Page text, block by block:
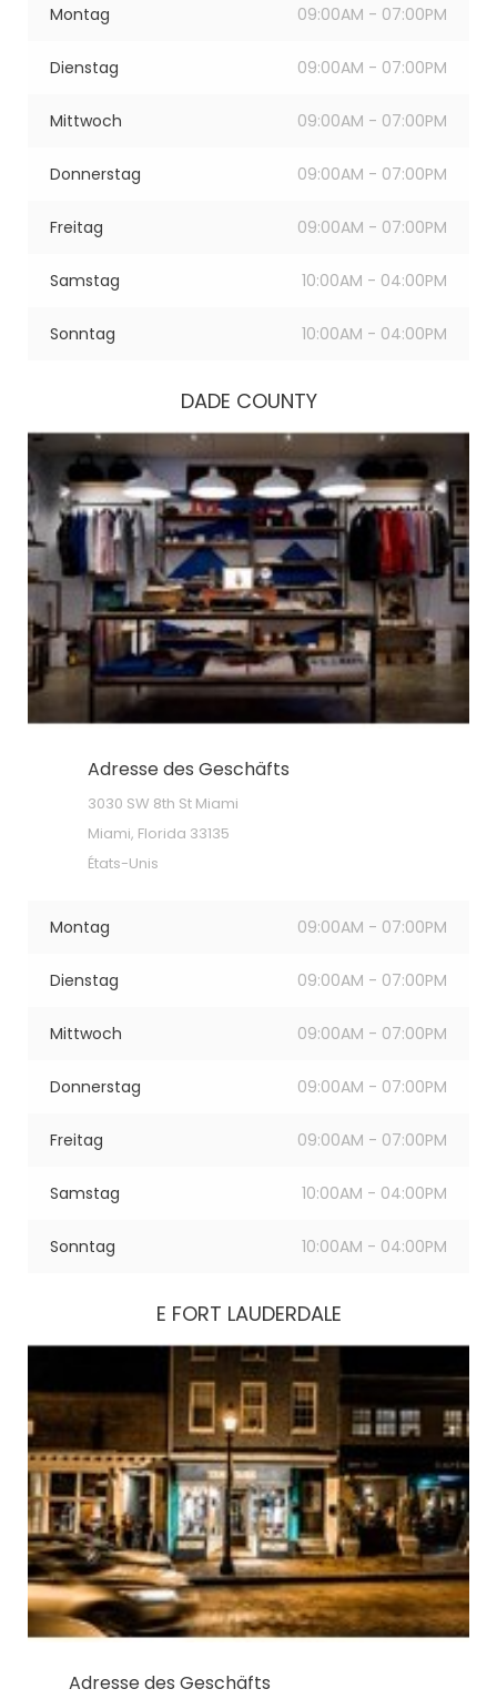
Montag 09:00AM - 07:00PM
Dienstag 09:00AM - 07:00PM
Mittwoch 09:00AM - 07:00PM
Donnerstag 09:00AM - 07:00PM
Freitag 09:00AM - 07:00PM
Samstag 10:00AM - 04:00PM
Sonntag 10:00AM - 04:00PM
DADE COUNTY
Adresse des Geschäfts
3030 SW 8th St Miami
Miami, Florida 33135
États-Unis
Montag 09:00AM - 07:00PM
Dienstag 09:00AM - 07:00PM
Mittwoch 09:00AM - 07:00PM
Donnerstag 09:00AM - 07:00PM
Freitag 09:00AM - 07:00PM
Samstag 10:00AM - 04:00PM
Sonntag 10:00AM - 04:00PM
E FORT LAUDERDALE
Adresse des Geschäfts